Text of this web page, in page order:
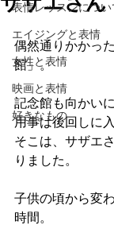
表情レッスンについ
エイジングと表情
女性と表情
映画と表情
好きなもの
偶然通りかかっ
館」。
記念館も向かい
用事は後回しに入
そこは、サザエ
りました。
子供の頃から変
時間。